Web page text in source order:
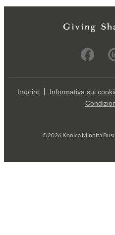
Imprint Informativa sui
©2026 Konica Minolta